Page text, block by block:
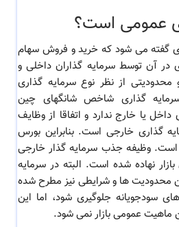
عمومی است؟
گفته می شود که خرید و فروش سهام
آن توسط سرمایه گذاران داخلی و
از نظر نوع سرمایه گذاری
گذاری شاخص شانگهای چین
یا خارج ندارد و اتفاقا از وظایف
گذاری خارجی است. بنابراین بورس
وظیفه جذب سرمایه گذار خارجی
نهاده شده است. البته در سرمایه
ها و شرایطی نیز مطرح شده
سودجویانه جلوگیری شود، اما این
ماهیت عمومی بازار نمی شود.